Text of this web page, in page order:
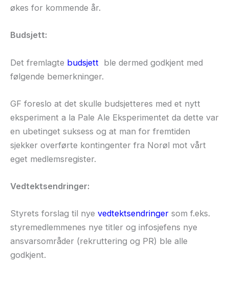
økes for kommende år.
Budsjett:
Det fremlagte budsjett ble dermed godkjent med
følgende bemerkninger.
GF foreslo at det skulle budsjetteres med et nytt
eksperiment a la Pale Ale Eksperimentet da dette var
en ubetinget suksess og at man for fremtiden
sjekker overførte kontingenter fra Norøl mot vårt
eget medlemsregister.
Vedtektsendringer:
Styrets forslag til nye vedtektsendringer som f.eks.
styremedlemmenes nye titler og infosjefens nye
ansvarsområder (rekruttering og PR) ble alle
godkjent.